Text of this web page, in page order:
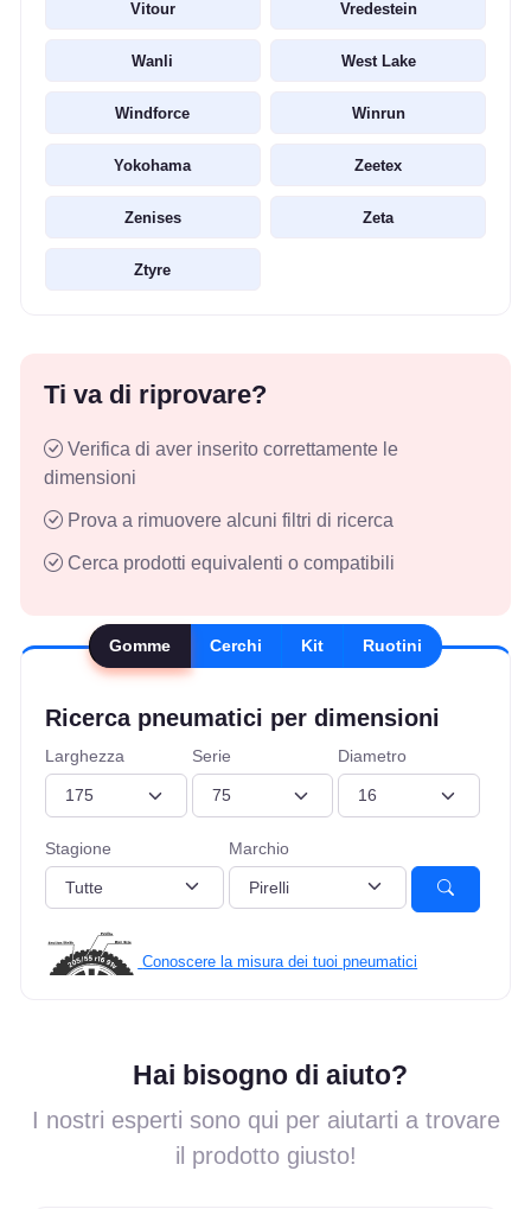
Vitour Vredestein
Wanli West Lake
Windforce Winrun
Yokohama Zeetex
Zenises Zeta
Ztyre
Ti va di riprovare?
Verifica di aver inserito correttamente le
dimensioni
Prova a rimuovere alcuni filtri di ricerca
Cerca prodotti equivalenti o compatibili
Gomme Cerchi Kit Ruotini
Ricerca pneumatici per dimensioni
Larghezza Serie Diametro
Stagione Marchio
Conoscere la misura dei tuoi pneumatici
Hai bisogno di aiuto?
I nostri esperti sono qui per aiutarti a trovare
il prodotto giusto!